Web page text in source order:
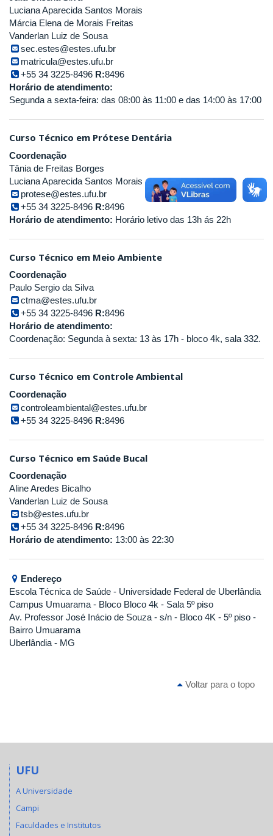
Luciana Aparecida Santos Morais
Márcia Elena de Morais Freitas
Vanderlan Luiz de Sousa
sec.estes@estes.ufu.br
matricula@estes.ufu.br
+55 34 3225-8496 R:8496
Horário de atendimento:
Segunda a sexta-feira: das 08:00 às 11:00 e das 14:00 às 17:00
Curso Técnico em Prótese Dentária
Coordenação
Tânia de Freitas Borges
Luciana Aparecida Santos Morais
protese@estes.ufu.br
+55 34 3225-8496 R:8496
Horário de atendimento: Horário letivo das 13h ás 22h
Curso Técnico em Meio Ambiente
Coordenação
Paulo Sergio da Silva
ctma@estes.ufu.br
+55 34 3225-8496 R:8496
Horário de atendimento:
Coordenação: Segunda à sexta: 13 às 17h - bloco 4k, sala 332.
Curso Técnico em Controle Ambiental
Coordenação
controleambiental@estes.ufu.br
+55 34 3225-8496 R:8496
Curso Técnico em Saúde Bucal
Coordenação
Aline Aredes Bicalho
Vanderlan Luiz de Sousa
tsb@estes.ufu.br
+55 34 3225-8496 R:8496
Horário de atendimento: 13:00 às 22:30
Endereço
Escola Técnica de Saúde - Universidade Federal de Uberlândia
Campus Umuarama - Bloco Bloco 4k - Sala 5º piso
Av. Professor José Inácio de Souza - s/n - Bloco 4K - 5º piso -
Bairro Umuarama
Uberlândia - MG
Voltar para o topo
UFU
A Universidade
Campi
Faculdades e Institutos